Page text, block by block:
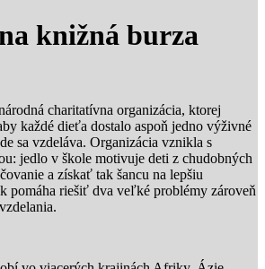
knižná burza
charitatívna organizácia, ktorej
každé dieťa dostalo aspoň jedno výživné
sa vzdeláva. Organizácia vznikla s
jedlo v škole motivuje deti z chudobných
a získať tak šancu na lepšiu
pomáha riešiť dva veľké problémy zároveň